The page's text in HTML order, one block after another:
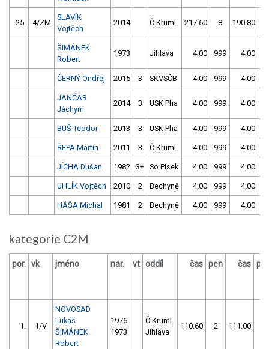
25. 4/ZM
SLAVÍK
Vojtěch
2014 Č.Kruml. 217.60 8 190.80
ŠIMÁNEK
Robert
1973 Jihlava 4.00 999 4.00
ČERNÝ Ondřej 2015 3 SKVSČB 4.00 999 4.00
JANČAR
Jáchym
2014 3 USK Pha 4.00 999 4.00
BUŠ Teodor 2013 3 USK Pha 4.00 999 4.00
ŘEPA Martin 2011 3 Č.Kruml. 4.00 999 4.00
JÍCHA Dušan 1982 3+ So Písek 4.00 999 4.00
UHLÍK Vojtěch 2010 2 Bechyně 4.00 999 4.00
HÁŠA Michal 1981 2 Bechyně 4.00 999 4.00
kategorie C2M
por. vk jméno nar. vt oddíl čas pen čas
1. 1/V
NOVOSAD
Lukáš
ŠIMÁNEK
Robert
1976
1973
Č.Kruml.
Jihlava
110.60 2 111.00